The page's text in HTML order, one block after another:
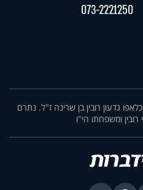
073-2221250
גדעון רובין בן שרינה ז"ל. נתרם
רובין ומשפחתו הי"ו